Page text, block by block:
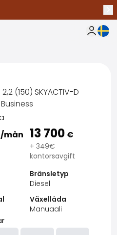
Min Saka
(150) SKYACTIV-D
/mån 13 700 €
+ 349€
kontorsavgift
Bränsletyp
Diesel
Växellåda
Manuaali